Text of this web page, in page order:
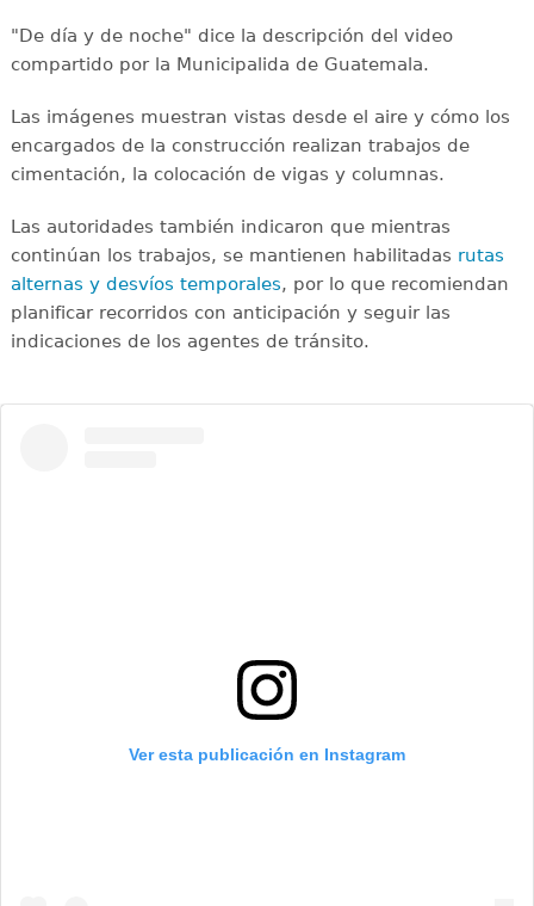
"De día y de noche" dice la descripción del video
compartido por la Municipalida de Guatemala.
Las imágenes muestran vistas desde el aire y cómo los
encargados de la construcción realizan trabajos de
cimentación, la colocación de vigas y columnas.
Las autoridades también indicaron que mientras
continúan los trabajos, se mantienen habilitadas rutas
alternas y desvíos temporales, por lo que recomiendan
planificar recorridos con anticipación y seguir las
indicaciones de los agentes de tránsito.
Ver esta publicación en Instagram